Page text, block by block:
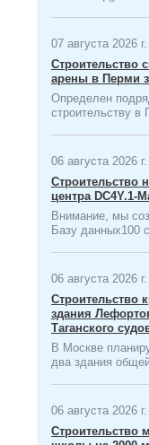
07 августа 2026
Строительство
арены в Перми
Определен
строительству в
06 августа 2026
Строительство
центра​ DC4Y.1-
Внимание, мы
Базу данных100
06 августа 2026
Строительство
здания
Таганского
В Москве
два здания
06 августа 2026
Строительство